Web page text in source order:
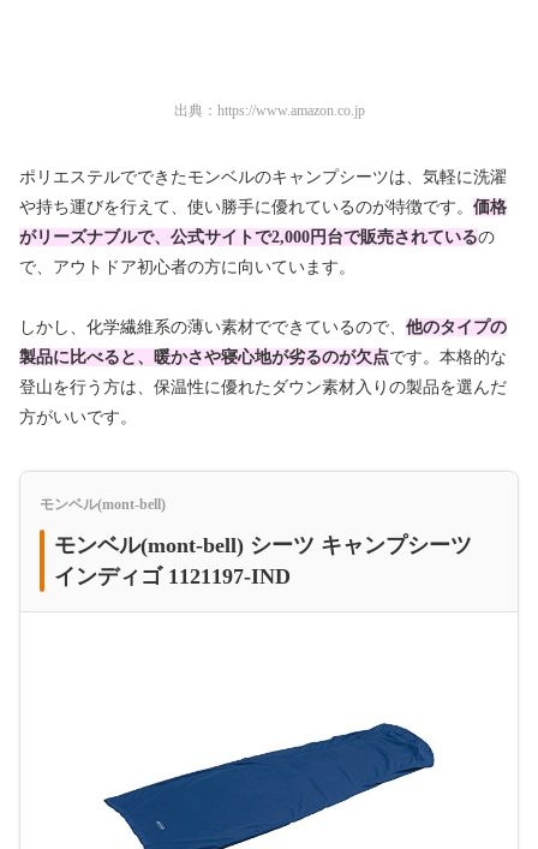
出典： https://www.amazon.co.jp
ポリエステルでできたモンベルのキャンプシーツは、気軽に洗濯
や持ち運びを行えて、使い勝手に優れているのが特徴です。 価格
がリーズナブルで、公式サイトで2,000円台で販売されているの
で、アウトドア初心者の方に向いています。
しかし、化学繊維系の薄い素材でできているので、 他のタイプの
製品に比べると、暖かさや寝心地が劣るのが欠点です。本格的な
登山を行う方は、保温性に優れたダウン素材入りの製品を選んだ
方がいいです。
モンベル(mont-bell)
モンベル(mont-bell) シーツ キャンプシーツ
インディゴ 1121197-IND